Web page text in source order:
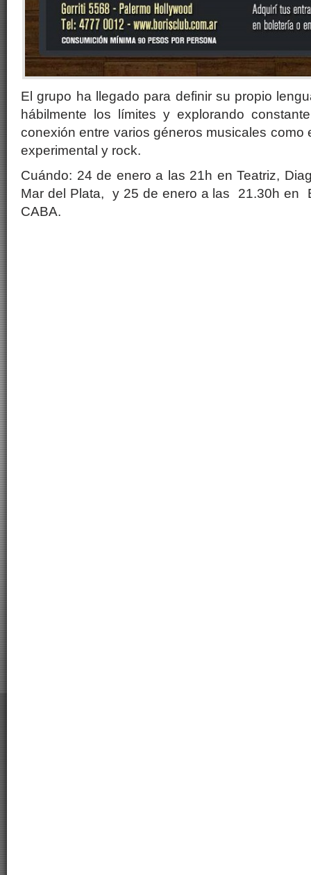
El grupo ha llegado para definir su propio
hábilmente los límites y explorando
conexión entre varios géneros musicales como
experimental y rock.
Cuándo: 24 de enero a las 21h en Teatriz,
Mar del Plata, y 25 de enero a las 21.30h en
CABA.